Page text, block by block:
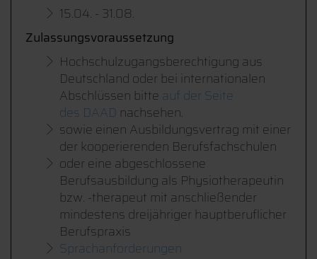
15.04. - 31.08.
Zulassungsvoraussetzung
Hochschulzugangsberechtigung aus
Deutschland oder bei internationalen
Abschlüssen bitte auf der Seite
des DAAD nachsehen.
sowie einen Ausbildungsvertrag mit einer
der kooperierenden Berufsfachschulen
oder eine abgeschlossene
Berufsausbildung als Physiotherapeutin
bzw. -therapeut mit anschließender
mindestens dreijähriger hauptberuflicher
Berufspraxis
Sprachanforderungen